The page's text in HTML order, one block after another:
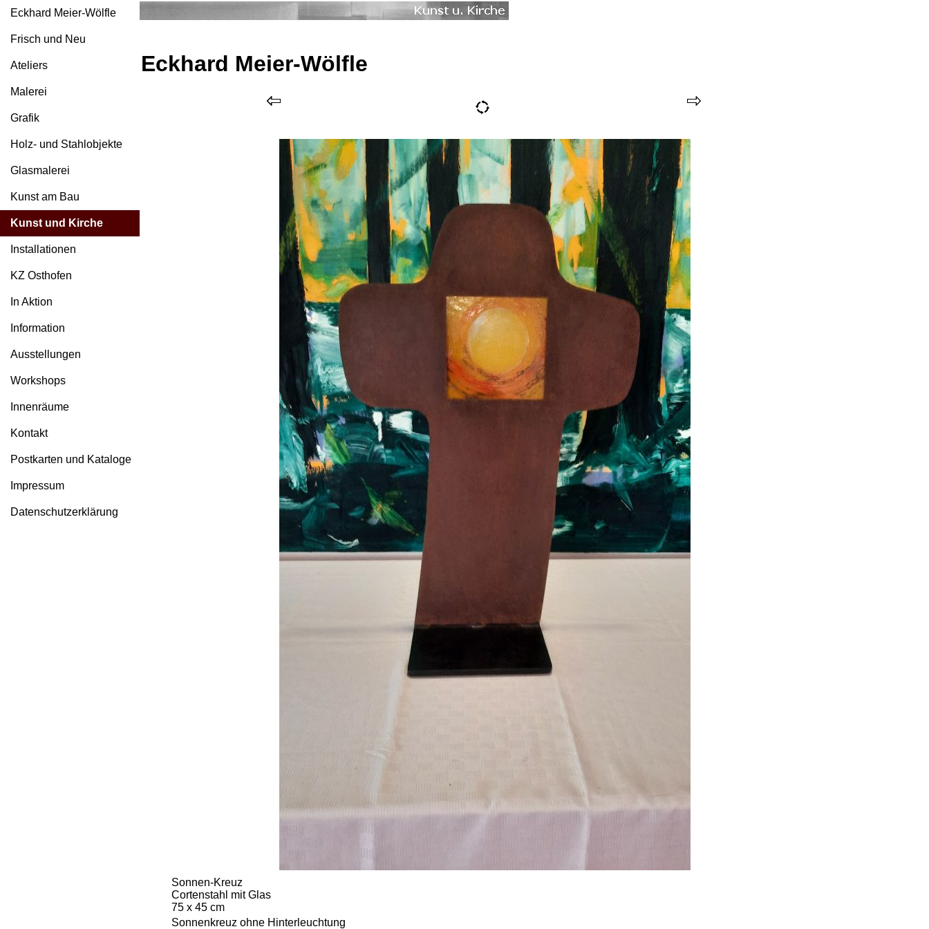
Eckhard Meier-Wölfle
Frisch und Neu
Ateliers
Malerei
Grafik
Holz- und Stahlobjekte
Glasmalerei
Kunst am Bau
Kunst und Kirche
Installationen
KZ Osthofen
In Aktion
Information
Ausstellungen
Workshops
Innenräume
Kontakt
Postkarten und Kataloge
Impressum
Datenschutzerklärung
Eckhard Meier-Wölfle
Sonnen-Kreuz
Cortenstahl mit Glas
75 x 45 cm
Sonnenkreuz ohne Hinterleuchtung